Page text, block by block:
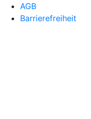
AGB
Barrierefreiheit